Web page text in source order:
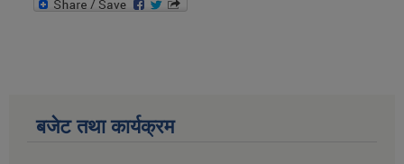
बजेट तथा कार्यक्रम